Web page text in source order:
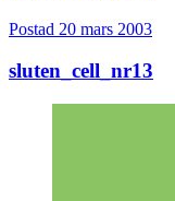
Postad 20 mars 2003
sluten_cell_nr13